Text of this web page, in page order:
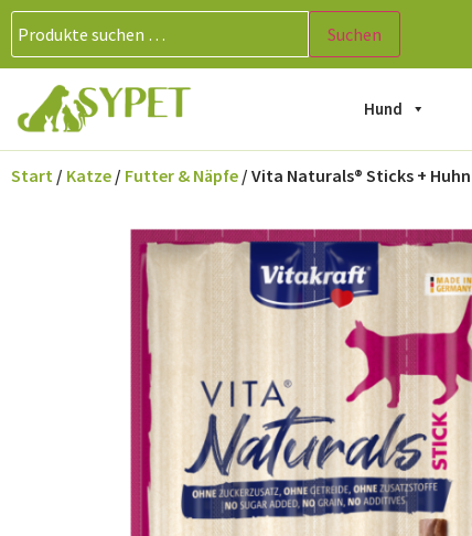
Suchen
Hund
Start / Katze / Futter & Näpfe / Vita Naturals® Sticks + Huhn